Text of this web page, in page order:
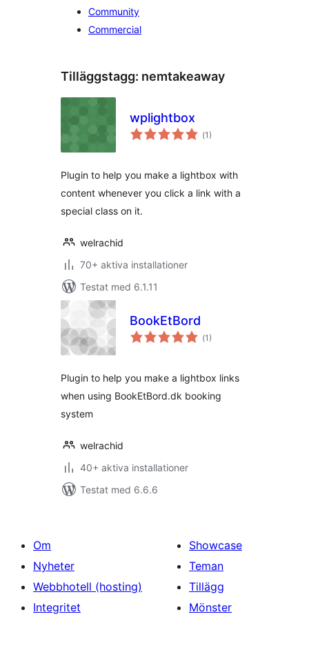
Community
Commercial
Tilläggstagg: nemtakeaway
wplightbox
(Totalt
antal
1)
Plugin to help you make a lightbox with
content whenever you click a link with a
special class on it.
welrachid
70+ aktiva installationer
Testat med 6.1.11
BookEtBord
(Totalt
antal
1)
Plugin to help you make a lightbox links
when using BookEtBord.dk booking
system
welrachid
40+ aktiva installationer
Testat med 6.6.6
Om
Nyheter
Webbhotell (hosting)
Integritet
Showcase
Teman
Tillägg
Mönster